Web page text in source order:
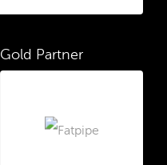
Gold Partner